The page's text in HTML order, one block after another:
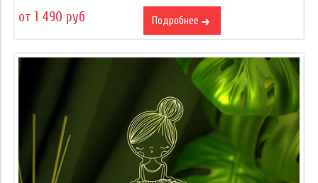
от 1 490 руб Подробнее